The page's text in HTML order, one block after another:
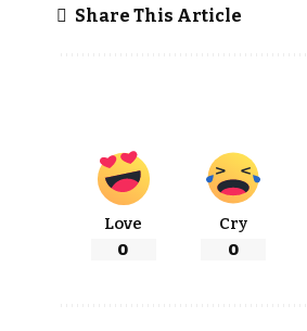
Share This Article
Love
0
Cry
0